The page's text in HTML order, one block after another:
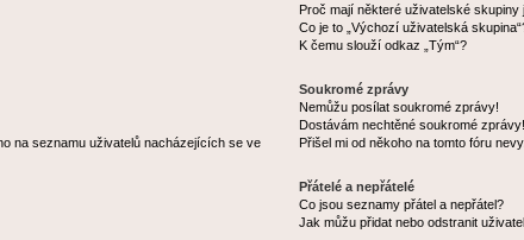
na seznamu uživatelů nacházejících se ve
Proč mají některé uživatelské skupiny
Co je to „Výchozí uživatelská
K čemu slouží odkaz „Tým“?
Soukromé zprávy
Nemůžu posílat soukromé zprávy!
Dostávám nechtěné soukromé zprávy!
Přišel mi od někoho na tomto fóru
Přátelé a nepřátelé
Co jsou seznamy přátel a nepřátel?
Jak můžu přidat nebo odstranit